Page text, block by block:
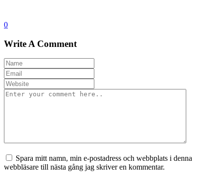
0
Write A Comment
Spara mitt namn, min e-postadress och webbplats i denna
webbläsare till nästa gång jag skriver en kommentar.